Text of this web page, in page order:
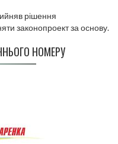
рішення
законопроект за основу.
НОМЕРУ